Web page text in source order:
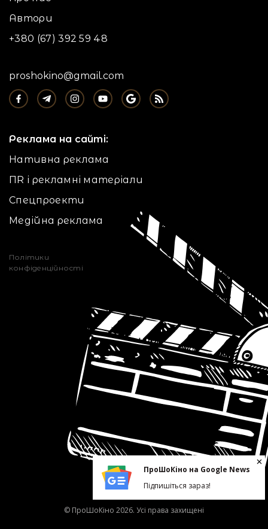
Автори
+380 (67) 392 59 48
proshokino@gmail.com
Реклама на сайті:
Нативна реклама
ПR і рекламні матеріали
Спецпроекти
Медійна реклама
Політики
конфіденційності
© ПроШоКіно 2026. Усі права захищені
ПроШоКіно на Google News
Підпишіться зараз!